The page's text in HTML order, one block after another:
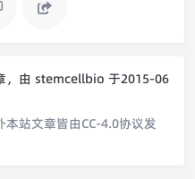
，由 stemcellbio 于2015-06
本站文章皆由CC-4.0协议发